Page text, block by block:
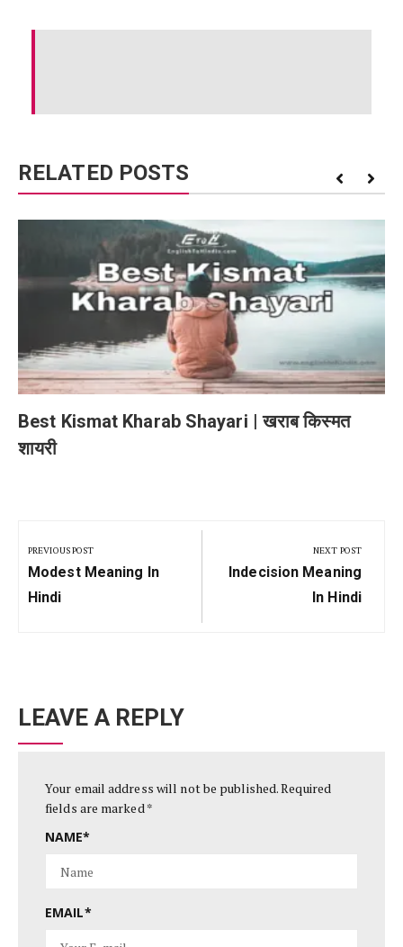
RELATED POSTS
Best Kismat Kharab Shayari | खराब किस्मत
शायरी
navigation
PREVIOUS POST
Previous
Post:
Modest Meaning In
Hindi
NEXT POST
Next
Indecision Meaning
In Hindi
LEAVE A REPLY
Your email address will not be published.Required
fields are marked*
NAME*
EMAIL*